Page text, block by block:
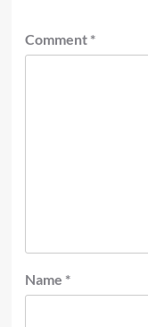
Comment *
Name *